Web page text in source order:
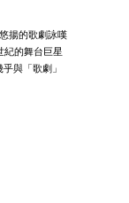
揚的歌劇詠嘆
紀的舞台巨星
與「歌劇」